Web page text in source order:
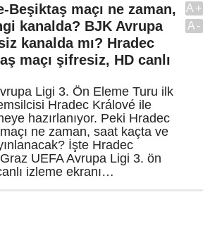
Beşiktaş maçı ne zaman,
kanalda? BJK Avrupa
kanalda mı? Hradec
maçı şifresiz, HD canlı
Ligi 3. Ön Eleme Turu ilk
Hradec Králové ile
hazırlanıyor. Peki Hradec
ne zaman, saat kaçta ve
İşte Hradec
UEFA Avrupa Ligi 3. ön
izleme ekranı…
A+
A-